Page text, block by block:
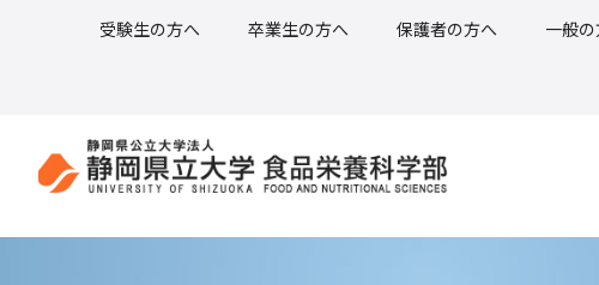
受験生の方へ 卒業生の方へ 保護者の方へ 一般